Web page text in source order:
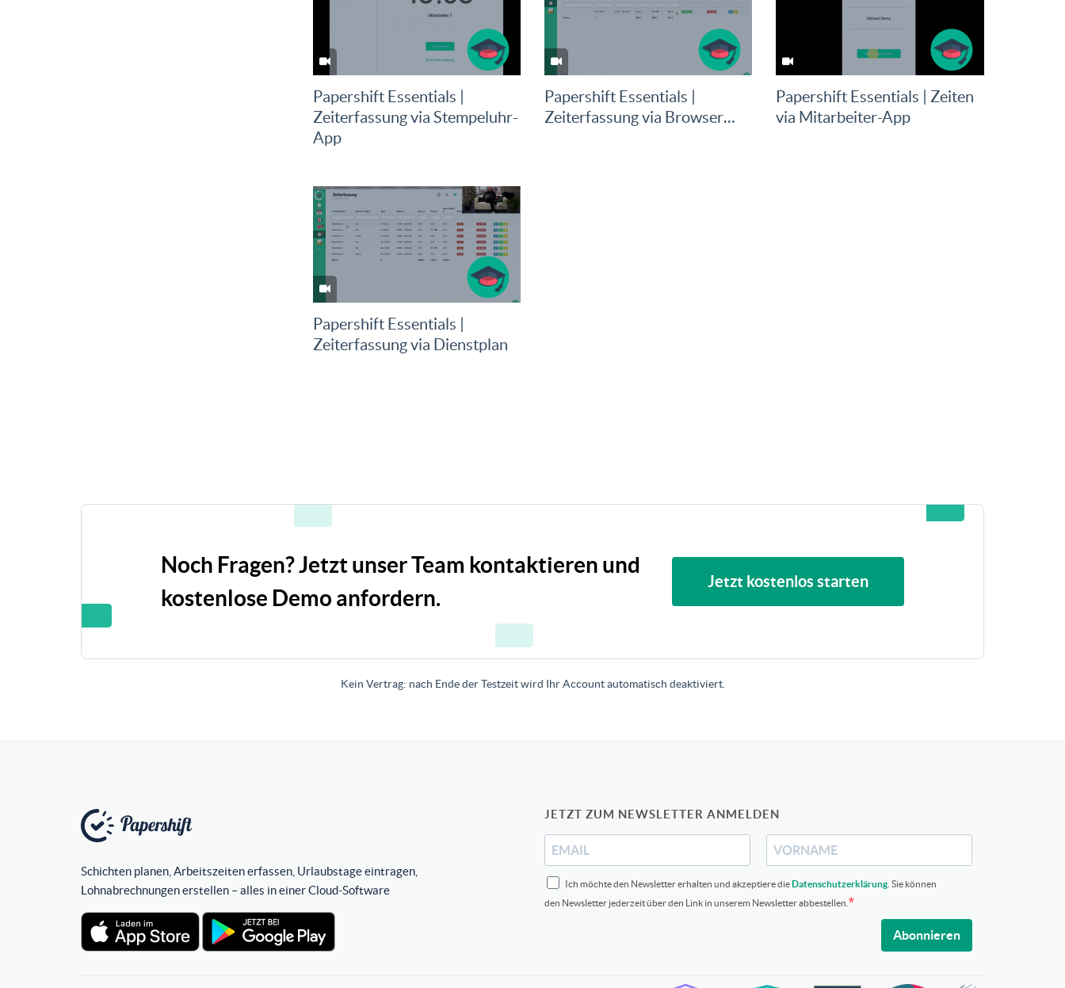
Papershift Essentials |
Zeiterfassung via Stempeluhr-
App
Papershift Essentials |
Zeiterfassung via Browser…
Papershift Essentials | Zeiten
via Mitarbeiter-App
Papershift Essentials |
Zeiterfassung via Dienstplan
Noch Fragen? Jetzt unser Team kontaktieren und
kostenlose Demo anfordern.
Jetzt kostenlos starten
Kein Vertrag: nach Ende der Testzeit wird Ihr Account automatisch deaktiviert.
Schichten planen, Arbeitszeiten erfassen, Urlaubstage eintragen,
Lohnabrechnungen erstellen – alles in einer Cloud-Software
JETZT ZUM NEWSLETTER ANMELDEN
Ich möchte den Newsletter erhalten und akzeptiere dieDatenschutzerklärung . Sie können
den Newsletter jederzeit über den Link in unserem Newsletter abbestellen.
Abonnieren